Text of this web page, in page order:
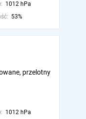
1012 hPa
53%
przelotny
1012 hPa